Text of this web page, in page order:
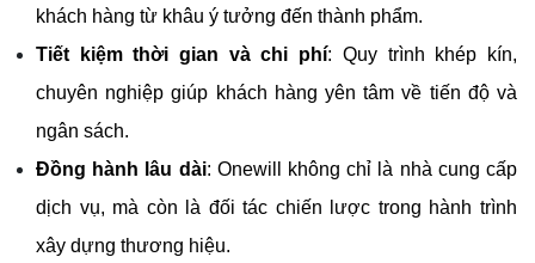
khách hàng từ khâu ý tưởng đến thành phẩm.
Tiết kiệm thời gian và chi phí: Quy trình khép kín,
chuyên nghiệp giúp khách hàng yên tâm về tiến độ và
ngân sách.
Đồng hành lâu dài: Onewill không chỉ là nhà cung cấp
dịch vụ, mà còn là đối tác chiến lược trong hành trình
xây dựng thương hiệu.